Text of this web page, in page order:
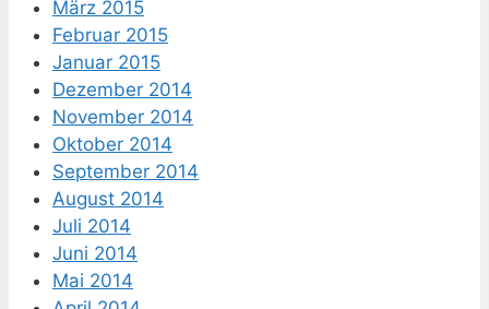
März 2015
Februar 2015
Januar 2015
Dezember 2014
November 2014
Oktober 2014
September 2014
August 2014
Juli 2014
Juni 2014
Mai 2014